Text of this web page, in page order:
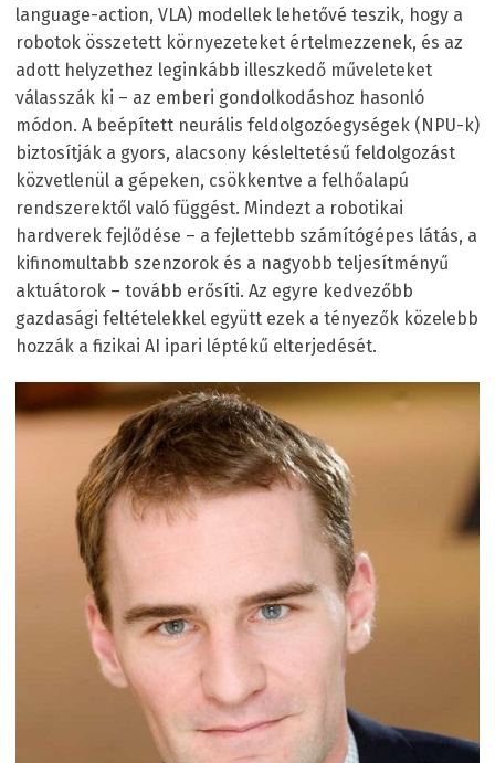
language-action, VLA) modellek lehetővé teszik, hogy a
robotok összetett környezeteket értelmezzenek, és az
adott helyzethez leginkább illeszkedő műveleteket
válasszák ki – az emberi gondolkodáshoz hasonló
módon. A beépített neurális feldolgozóegységek (NPU-k)
biztosítják a gyors, alacsony késleltetésű feldolgozást
közvetlenül a gépeken, csökkentve a felhőalapú
rendszerektől való függést. Mindezt a robotikai
hardverek fejlődése – a fejlettebb számítógépes látás, a
kifinomultabb szenzorok és a nagyobb teljesítményű
aktuátorok – tovább erősíti. Az egyre kedvezőbb
gazdasági feltételekkel együtt ezek a tényezők közelebb
hozzák a fizikai AI ipari léptékű elterjedését.